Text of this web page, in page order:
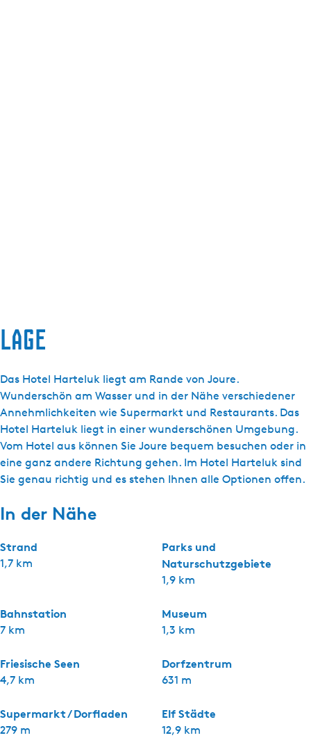
Lage
Das Hotel Harteluk liegt am Rande von Joure.
Wunderschön am Wasser und in der Nähe verschiedener
Annehmlichkeiten wie Supermarkt und Restaurants. Das
Hotel Harteluk liegt in einer wunderschönen Umgebung.
Vom Hotel aus können Sie Joure bequem besuchen oder in
eine ganz andere Richtung gehen. Im Hotel Harteluk sind
Sie genau richtig und es stehen Ihnen alle Optionen offen.
In der Nähe
Strand
1,7 km
Parks und
Naturschutzgebiete
1,9 km
Bahnstation
7 km
Museum
1,3 km
Friesische Seen
4,7 km
Dorfzentrum
631 m
Supermarkt / Dorfladen
279 m
Elf Städte
12,9 km